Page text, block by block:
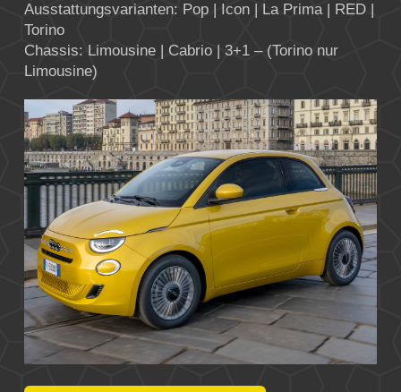
Ausstattungsvarianten: Pop | Icon | La Prima | RED |
Torino
Chassis: Limousine | Cabrio | 3+1 – (Torino nur
Limousine)